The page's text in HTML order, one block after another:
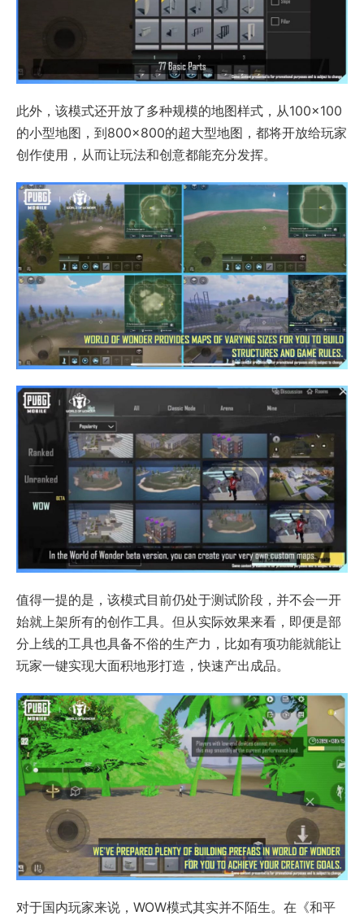
此外，该模式还开放了多种规模的地图样式，从100×100
的小型地图，到800×800的超大型地图，都将开放给玩家
创作使用，从而让玩法和创意都能充分发挥。
值得一提的是，该模式目前仍处于测试阶段，并不会一开
始就上架所有的创作工具。但从实际效果来看，即便是部
分上线的工具也具备不俗的生产力，比如有项功能就能让
玩家一键实现大面积地形打造，快速产出成品。
对于国内玩家来说，WOW模式其实并不陌生。在《和平